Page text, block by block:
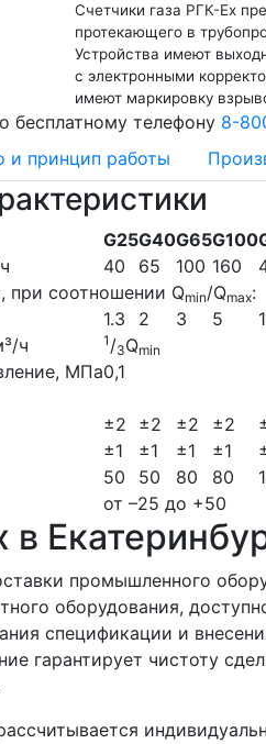
Счетчики газа РГК-Ex
протекающего в
Устройства имеют
с электронными
имеют маркировку
бесплатному телефону 8-
и принцип работы
G25G40G65G100
40 65 100 160
при соотношении Qmin/Qmax:
1.3 2 3 5
ч
1 /3Qmin
МПа0,1
±2 ±2 ±2 ±2
±1 ±1 ±1 ±1
50 50 80 80
от –25 до +50
в
промышленного
оборудования,
спецификации и
гарантирует чистоту